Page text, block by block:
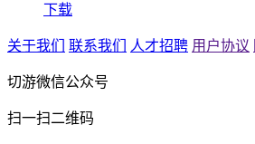
下载
关于我们 联系我们 人才招聘 用户协议
切游微信公众号
扫一扫二维码